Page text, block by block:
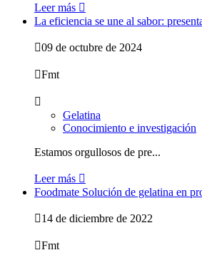
Leer más 
La eficiencia se une al sabor:
09 de octubre de 2024
Fmt

Gelatina
Conocimiento e investigación
Estamos orgullosos de pre...
Leer más 
Foodmate Solución de gelatina en
14 de diciembre de 2022
Fmt